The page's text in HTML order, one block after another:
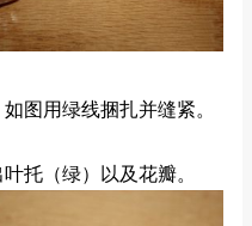
图用绿线捆扎并缝紧。
托（绿）以及花瓣。